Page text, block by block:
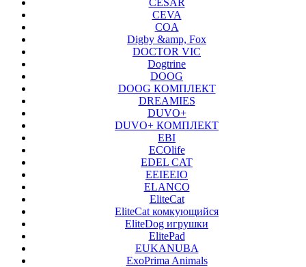
CESAR
CEVA
COA
Digby &amp, Fox
DOCTOR VIC
Dogtrine
DOOG
DOOG КОМПЛЕКТ
DREAMIES
DUVO+
DUVO+ КОМПЛЕКТ
EBI
ECOlife
EDEL CAT
EEIEEIO
ELANCO
EliteCat
EliteCat комкующийся
EliteDog игрушки
ElitePad
EUKANUBA
ExoPrima Animals